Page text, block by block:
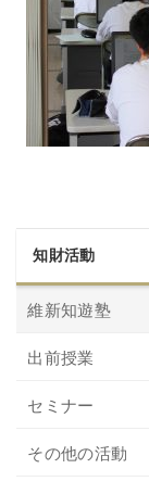
知財活動
維新知遊塾
出前授業
セミナー
その他の活動